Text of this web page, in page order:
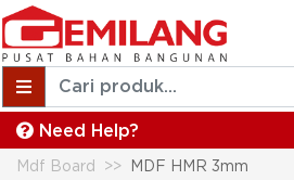
Need Help?
Mdf Board MDF HMR 3mm